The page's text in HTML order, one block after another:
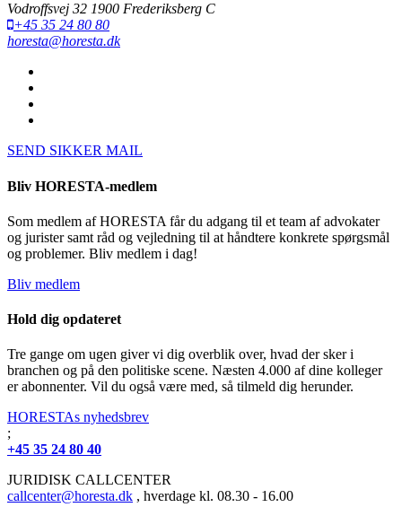
Vodroffsvej 32 1900 Frederiksberg C
+45 35 24 80 80
horesta@horesta.dk
SEND SIKKER MAIL
Bliv HORESTA-medlem
Som medlem af HORESTA får du adgang til et team af advokater
og jurister samt råd og vejledning til at håndtere konkrete spørgsmål
og problemer. Bliv medlem i dag!
Bliv medlem
Hold dig opdateret
Tre gange om ugen giver vi dig overblik over, hvad der sker i
branchen og på den politiske scene. Næsten 4.000 af dine kolleger
er abonnenter. Vil du også være med, så tilmeld dig herunder.
HORESTAs nyhedsbrev
;
+45 35 24 80 40
JURIDISK CALLCENTER
callcenter@horesta.dk , hverdage kl. 08.30 - 16.00